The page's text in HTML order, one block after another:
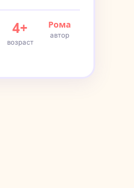
4+
возраст
Рома
автор